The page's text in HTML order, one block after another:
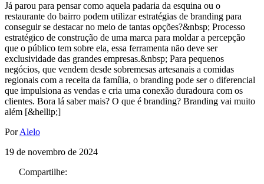
Já parou para pensar como aquela padaria da esquina ou o
restaurante do bairro podem utilizar estratégias de branding para
conseguir se destacar no meio de tantas opções?&nbsp; Processo
estratégico de construção de uma marca para moldar a percepção
que o público tem sobre ela, essa ferramenta não deve ser
exclusividade das grandes empresas.&nbsp; Para pequenos
negócios, que vendem desde sobremesas artesanais a comidas
regionais com a receita da família, o branding pode ser o diferencial
que impulsiona as vendas e cria uma conexão duradoura com os
clientes. Bora lá saber mais? O que é branding? Branding vai muito
além [&hellip;]
PorAlelo
19 de novembro de 2024
Compartilhe: